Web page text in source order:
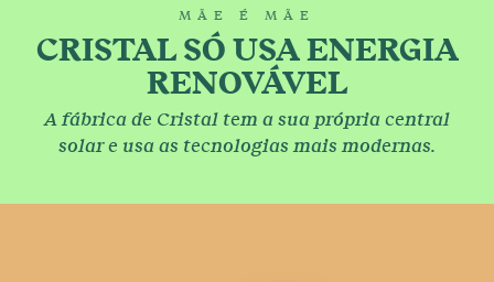
MÃE É MÃE
CRISTAL SÓ USA ENERGIA
RENOVÁVEL
A fábrica de Cristal tem a sua própria central
solar e usa as tecnologias mais modernas.